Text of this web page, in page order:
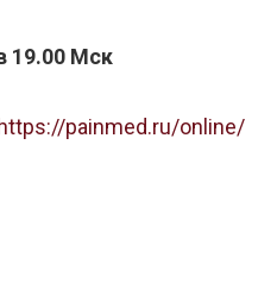
19.00 Мск
painmed.ru/online/